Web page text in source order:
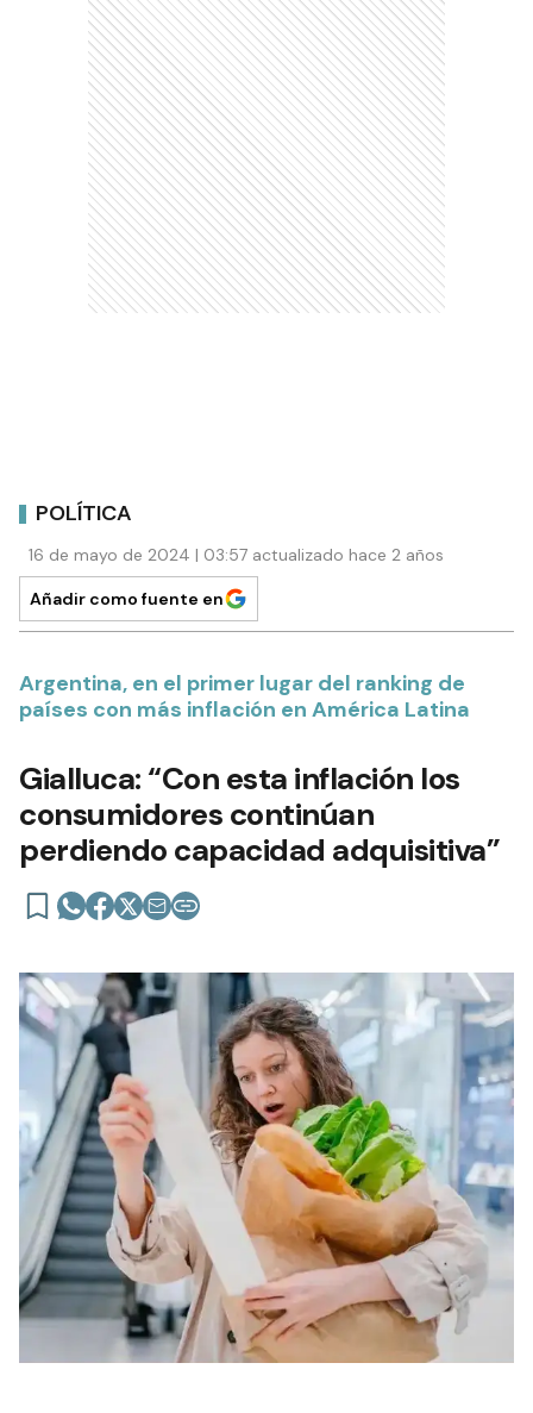
POLÍTICA
16 de mayo de 2024 | 03:57 actualizado hace 2 años
Añadir como fuente en
Argentina, en el primer lugar del ranking de
países con más inflación en América Latina
Gialluca: “Con esta inflación los
consumidores continúan
perdiendo capacidad adquisitiva”